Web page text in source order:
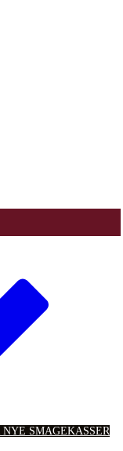
NYE SMAGEKASSER